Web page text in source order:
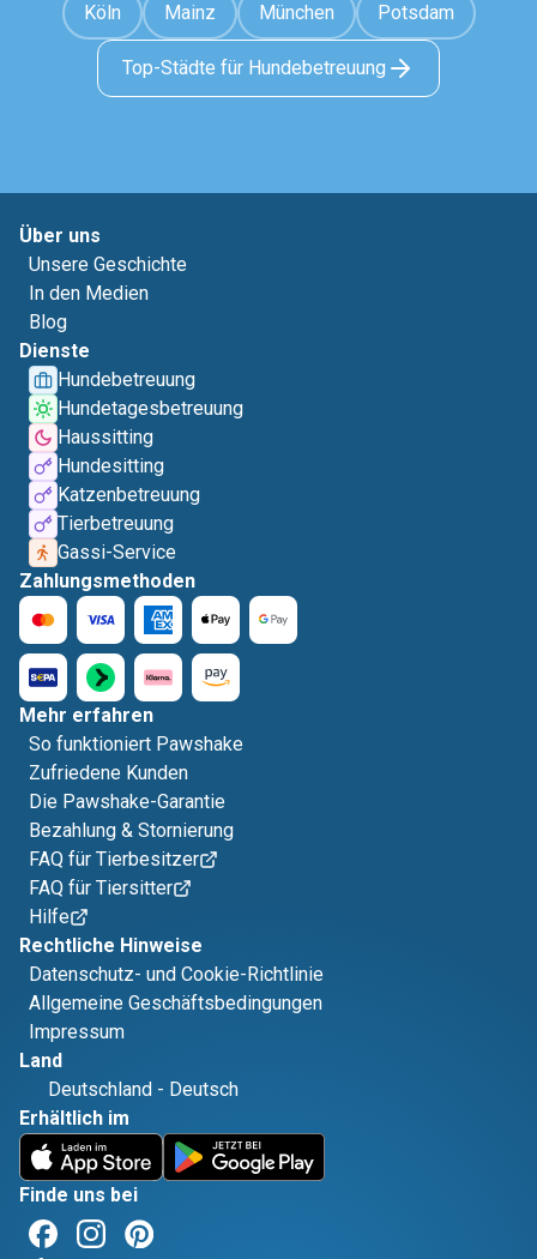
Köln Mainz München Potsdam
Top-Städte für Hundebetreuung
Über uns
Unsere Geschichte
In den Medien
Blog
Dienste
Hundebetreuung
Hundetagesbetreuung
Haussitting
Hundesitting
Katzenbetreuung
Tierbetreuung
Gassi-Service
Zahlungsmethoden
Mehr erfahren
So funktioniert Pawshake
Zufriedene Kunden
Die Pawshake-Garantie
Bezahlung & Stornierung
FAQ für Tierbesitzer
FAQ für Tiersitter
Hilfe
Rechtliche Hinweise
Datenschutz- und Cookie-Richtlinie
Allgemeine Geschäftsbedingungen
Impressum
Land
Deutschland - Deutsch
Erhältlich im
Finde uns bei